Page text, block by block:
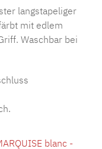
langstapeliger
mit edlem
Waschbar bei
blanc -